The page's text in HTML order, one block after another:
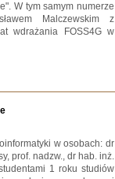
W tym samym numerze
Malczewskim z
wdrażania FOSS4G w
w osobach: dr
prof. nadzw., dr hab. inż.
1 roku studiów